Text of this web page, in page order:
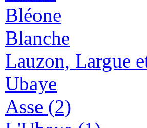
Bléone
Blanche
Lauzon, Largue
Ubaye
Asse (2)